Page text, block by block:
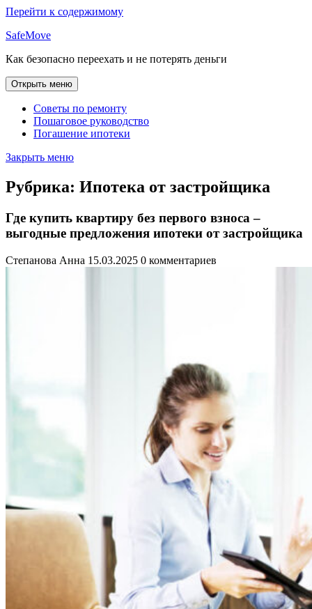
Перейти к содержимому
SafeMove
Как безопасно переехать и не потерять деньги
Открыть меню
Советы по ремонту
Пошаговое руководство
Погашение ипотеки
Закрыть меню
Рубрика: Ипотека от застройщика
Где купить квартиру без первого взноса –
выгодные предложения ипотеки от застройщика
Степанова Анна 15.03.2025 0 комментариев